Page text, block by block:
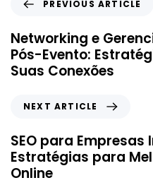
PREVIOUS ARTICLE
Networking e
Pós-Evento:
Suas Conexões
NEXT ARTICLE
SEO para Empresas
Estratégias para
Online